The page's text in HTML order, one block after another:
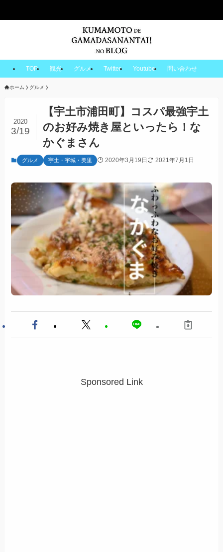
TOP 観光 グルメ Twitter Youtube 問い合わせ
ホーム グルメ
【宇土市浦田町】コスパ最強宇土
のお好み焼き屋といったら！な
かぐまさん
2020
3/19
グルメ 宇土・宇城・美里 2020年3月19日 2021年7月1日
Sponsored Link